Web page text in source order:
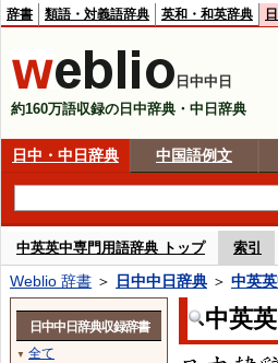
辞書 類語・対義語辞典 英和・和英辞典
日中中日
約160万語収録の日中辞典・中日辞典
日中・中日辞典 中国語例文
中英英中専門用語辞典 トップ 索引
Weblio 辞書 ＞ 日中中日辞典 ＞ 中英
中英
日中中日辞典収録辞書
▼ 全て